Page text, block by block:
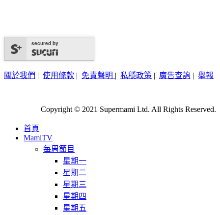
secured by
關於我們 | 使用條款 | 免責聲明 | 私穩政策 | 廣告查詢 | 舉報
Copyright © 2021 Supermami Ltd. All Rights Reserved.
首頁
MamiTV
每周節目
星期一
星期二
星期三
星期四
星期五